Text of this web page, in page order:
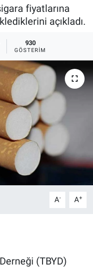
fiyatlarına
açıkladı.
930
GÖSTERIM
A- A+
(TBYD)